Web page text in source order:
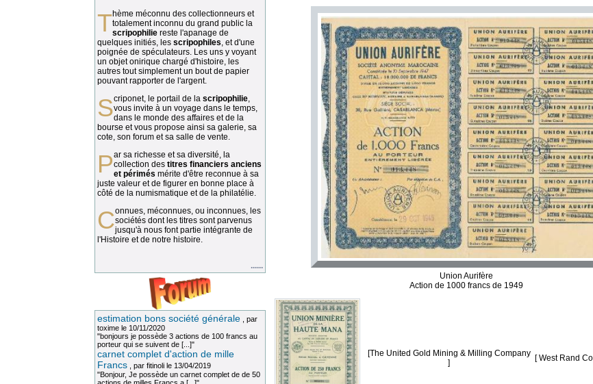
Thème méconnu des collectionneurs ettotalement inconnu du grand public la
scripophilie reste l'apanage de
quelques initiés, les scripophiles, et d'une
poignée de spéculateurs. Les uns y voyant
un objet onirique chargé d'histoire, les
autres tout simplement un bout de papier
pouvant rapporter de l'argent.
Scriponet, le portail de la scripophilie,
vous invite à un voyage dans le temps,
dans le monde des affaires et de la
bourse et vous propose ainsi sa galerie, sa
cote, son forum et sa salle de vente.
Par sa richesse et sa diversité, lacollection des titres financiers anciens
et périmés mérite d'être reconnue à sa
juste valeur et de figurer en bonne place à
côté de la numismatique et de la philatélie.
Connues, méconnues, ou inconnues, lessociétés dont les titres sont parvenus
jusqu'à nous font partie intégrante de
l'Histoire et de notre histoire.
......
estimation bons société générale , par
toxime le 10/11/2020
"bonjours je possède 3 actions de 100 francs au
porteur qui se suivent de [...]"
carnet complet d'action de mille
Francs , par fitinoli le 13/04/2019
"Bonjour, Je possède un carnet complet de de 50
Union Aurifère
Action de 1000 francs de 1949
[The United Gold Mining & Milling Company
]
[ West Rand